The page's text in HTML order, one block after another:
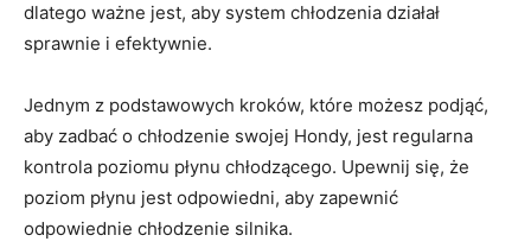
dlatego ważne⁢ jest,‍ aby system chłodzenia działał
sprawnie i efektywnie.
Jednym z podstawowych kroków,⁣ które możesz podjąć,
aby⁣ zadbać o chłodzenie ‌swojej Hondy,⁢ jest regularna
‍kontrola poziomu⁢ płynu chłodzącego. Upewnij się, ⁣że
poziom ​płynu jest odpowiedni, aby zapewnić
odpowiednie chłodzenie silnika.